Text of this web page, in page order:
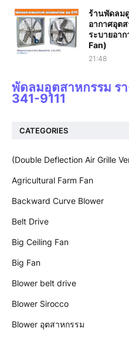
ร้านพัดลม
อากาศอุต
ระบายอา
Fan)
21:48
พัดลมอุตสาหกรรม ร
341-9111
CATEGORIES
(Double Deflection Air Grille
Agricultural Farm Fan
Backward Curve Blower
Belt Drive
Big Ceiling Fan
Big Fan
Blower belt drive
Blower Sirocco
Blower อุตสาหกรรม